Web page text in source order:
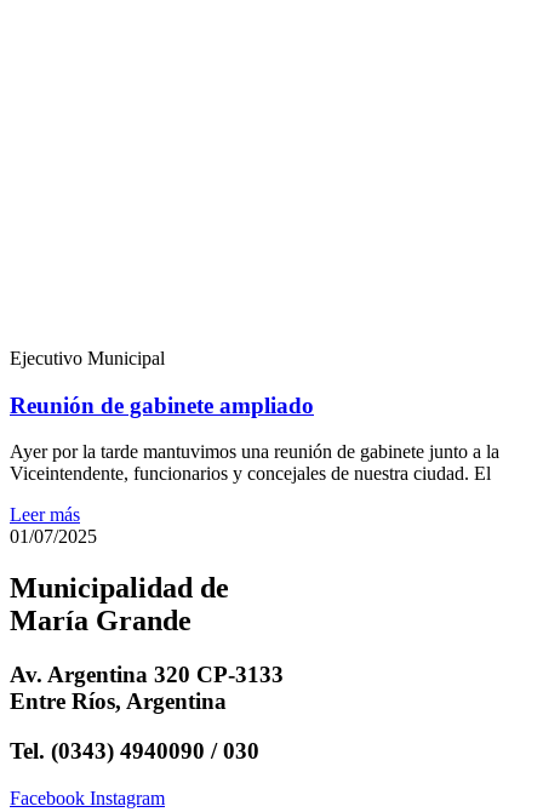
Ejecutivo Municipal
Reunión de gabinete ampliado
Ayer por la tarde mantuvimos una reunión de gabinete junto a la
Viceintendente, funcionarios y concejales de nuestra ciudad. El
Leer más
01/07/2025
Municipalidad de
María Grande
Av. Argentina 320 CP-3133
Entre Ríos, Argentina
Tel. (0343) 4940090 / 030
Facebook Instagram